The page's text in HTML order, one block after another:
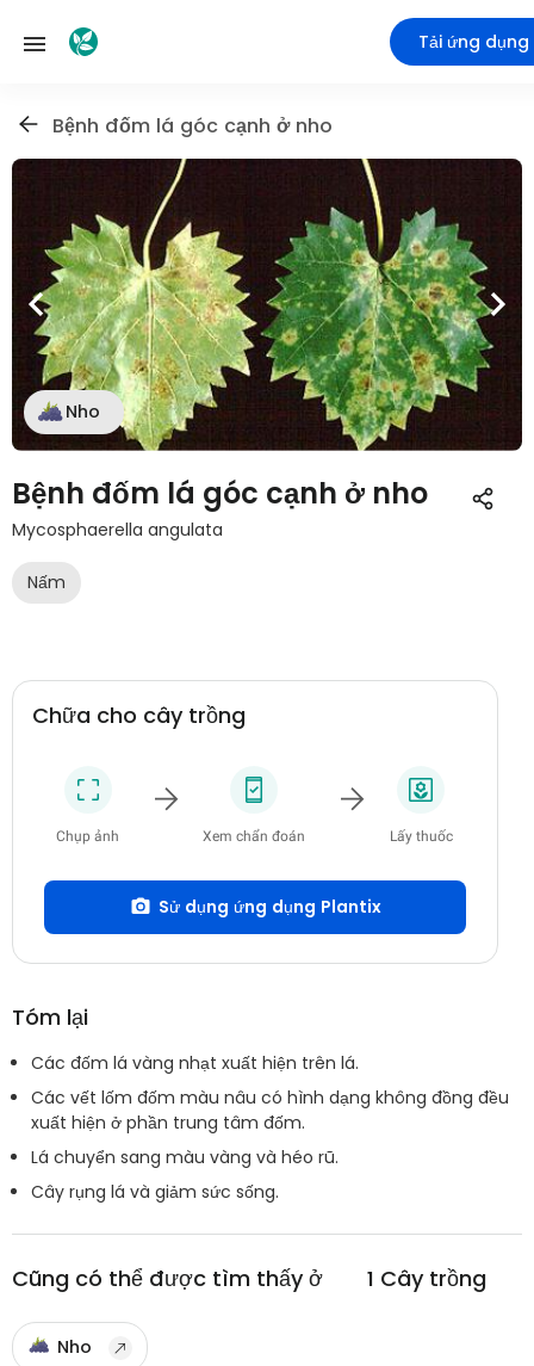
Tải ứng dụng
Bệnh đốm lá góc cạnh ở nho
Nho
Bệnh đốm lá góc cạnh ở nho
Mycosphaerella angulata
Nấm
Chữa cho cây trồng
Chụp ảnh Xem chẩn đoán Lấy thuốc
Sử dụng ứng dụng Plantix
Tóm lại
Các đốm lá vàng nhạt xuất hiện trên lá.
Các vết lốm đốm màu nâu có hình dạng không đồng đều
xuất hiện ở phần trung tâm đốm.
Lá chuyển sang màu vàng và héo rũ.
Cây rụng lá và giảm sức sống.
Cũng có thể được tìm thấy ở 1 Cây trồng
Nho